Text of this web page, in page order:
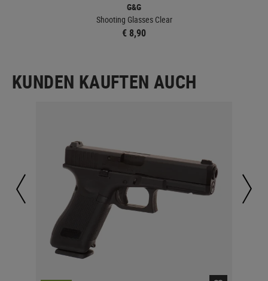
G&G
Shooting Glasses Clear
€ 8,90
KUNDEN KAUFTEN AUCH